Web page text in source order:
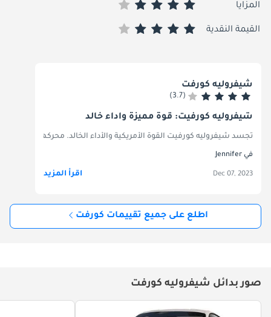
المزايا
القيمة النقدية
شيفروليه كورفت
(3.7)
شيفروليه كورفيت: قوة مميزة وأداء خالد
تجسد شيفروليه كورفيت القوة الأمريكية والأداء الخالد. محركها القوي،
في Jennifer
Dec 07, 2023 اقرأ المزيد
اطلع على جميع تقييمات كورفت
صور بدائل شيفروليه كورفت